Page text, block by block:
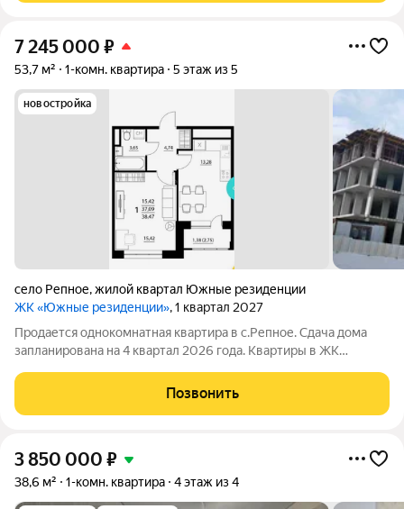
7 245 000 ₽
53,7 м² 1-комн. квартира 5 этаж из 5
новостройка
село Репное,жилой квартал Южные резиденции
ЖК «Южные резиденции», 1 квартал 2027
Продается однокомнатная квартира в с.Репное. Сдача дома
запланирована на 4 квартал 2026 года. Квартиры в ЖК
Подходит под семейную ипотеку с пер.взносом 20 процентов.
ЖК «Южные резиденции» расположен
Позвонить
3 850 000 ₽
38,6 м² 1-комн. квартира 4 этаж из 4